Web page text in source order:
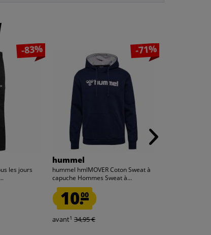
-83%
les jours
-71%
hummel
hummel hmlMOVER Coton Sweat à
capuche Hommes Sweat à...
10.00
avant1 34,95 €